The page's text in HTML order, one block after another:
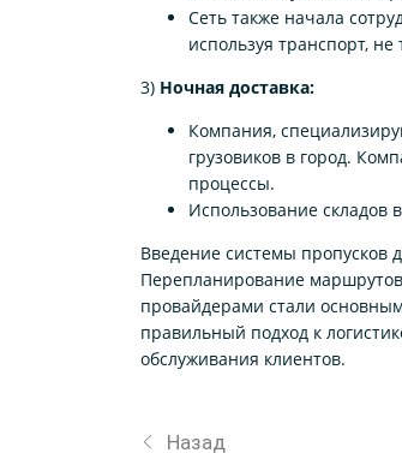
Сеть также начала
используя транспорт,
3) Ночная доставка:
Компания,
грузовиков в город.
процессы.
Использование складов
Введение системы пропусков
Перепланирование
провайдерами стали
правильный подход к
обслуживания клиентов.
Назад